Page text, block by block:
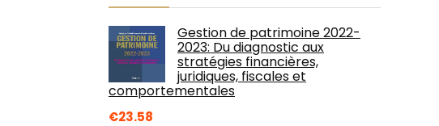
Gestion de patrimoine 2022-
2023: Du diagnostic aux
stratégies financières,
juridiques, fiscales et
comportementales
€23.58